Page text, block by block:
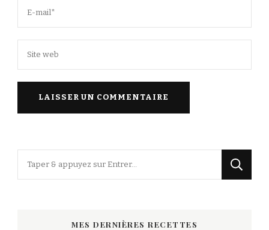
MES DERNIÈRES RECETTES